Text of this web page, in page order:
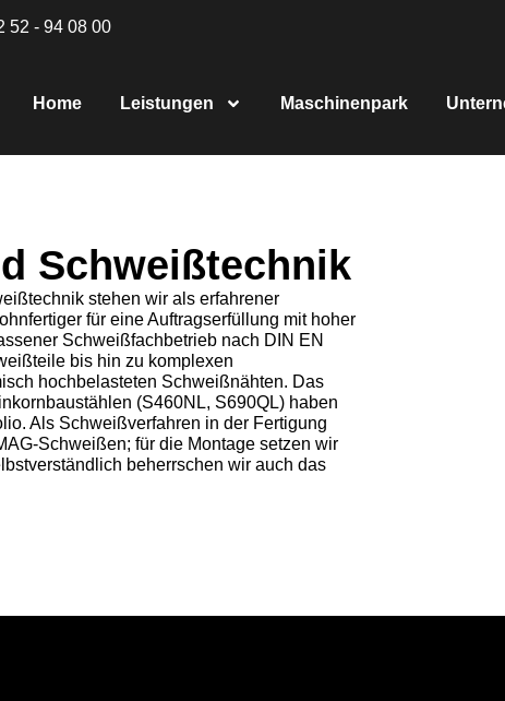
52 - 94 08 00
Home Leistungen Maschinenpark
Schweißtechnik
stehen wir als erfahrener
für eine Auftragserfüllung mit hoher
Schweißfachbetrieb nach DIN EN
bis hin zu komplexen
hochbelasteten Schweißnähten. Das
(S460NL, S690QL) haben
Als Schweißverfahren in der Fertigung
Schweißen; für die Montage setzen wir
beherrschen wir auch das